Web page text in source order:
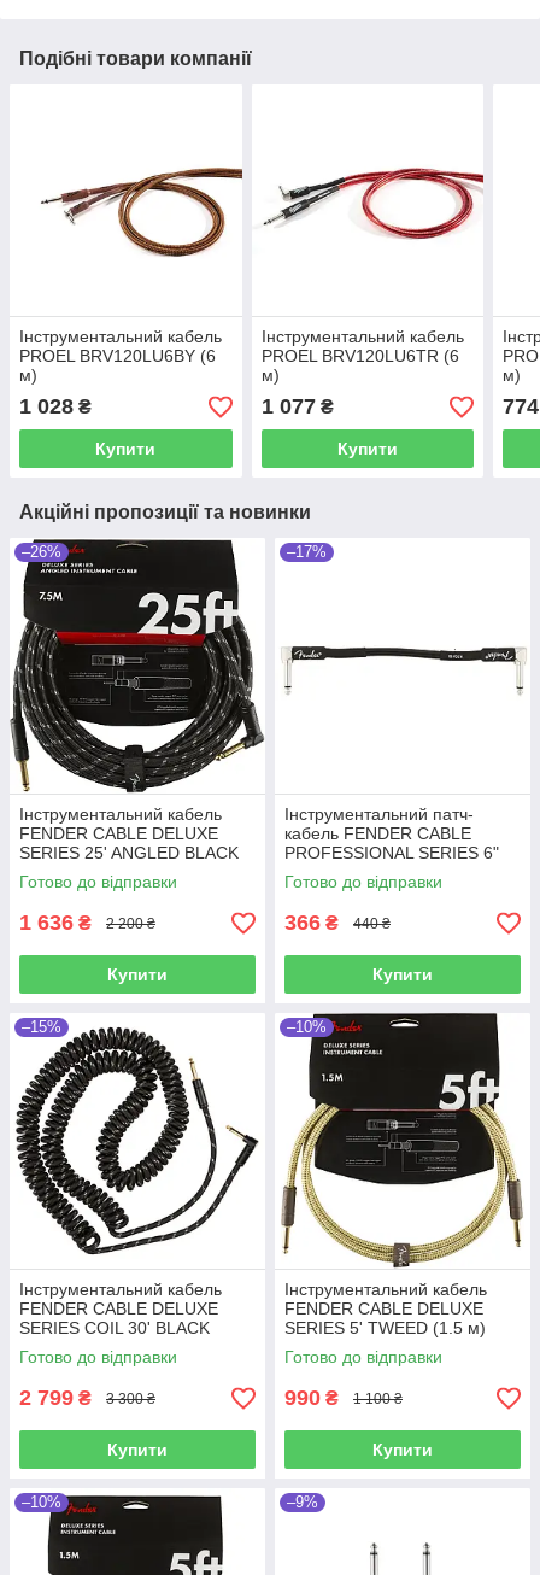
Подібні товари компанії
Інструментальний кабель
PROEL BRV120LU6BY (6
м)
1 028 ₴
Купити
Інструментальний кабель
PROEL BRV120LU6TR (6
м)
1 077₴
Купити
м)
774
Акційні пропозиції та новинки
–26%
Інструментальний кабель
FENDER CABLE DELUXE
SERIES 25' ANGLED BLACK
TWEED (7.5 м)
Готово до відправки
1 636 ₴ 2 200 ₴
Купити
–17%
Інструментальний патч-
кабель FENDER CABLE
PROFESSIONAL SERIES 6"
PATCH BLACK
Готово до відправки
366 ₴ 440 ₴
Купити
–15%
Інструментальний кабель
FENDER CABLE DELUXE
SERIES COIL 30' BLACK
TWEED
Готово до відправки
2 799 ₴ 3 300 ₴
Купити
–10%
Інструментальний кабель
FENDER CABLE DELUXE
SERIES 5' TWEED (1.5 м)
Готово до відправки
990 ₴ 1 100 ₴
Купити
–10% –9%